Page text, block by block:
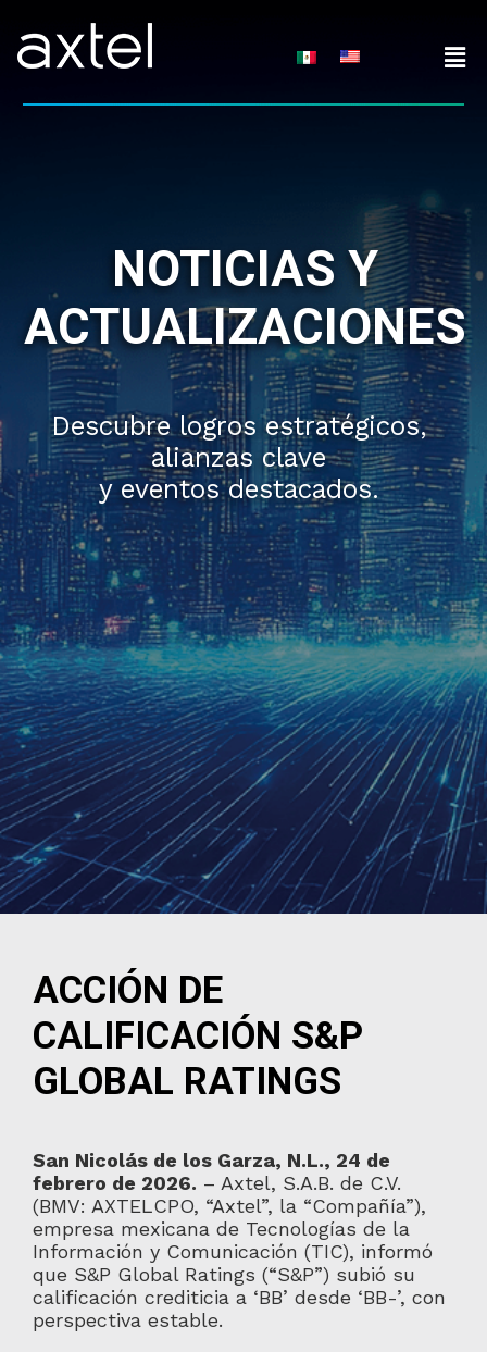
content
NOTICIAS Y
ACTUALIZACIONES
Descubre logros estratégicos,
alianzas clave
y eventos destacados.
ACCIÓN DE
CALIFICACIÓN S&P
GLOBAL RATINGS
San Nicolás de los Garza, N.L., 24 de
febrero de 2026. – Axtel, S.A.B. de C.V.
(BMV: AXTELCPO, “Axtel”, la “Compañía”),
empresa mexicana de Tecnologías de la
Información y Comunicación (TIC), informó
que S&P Global Ratings (“S&P”) subió su
calificación crediticia a ‘BB’ desde ‘BB-’, con
perspectiva estable.